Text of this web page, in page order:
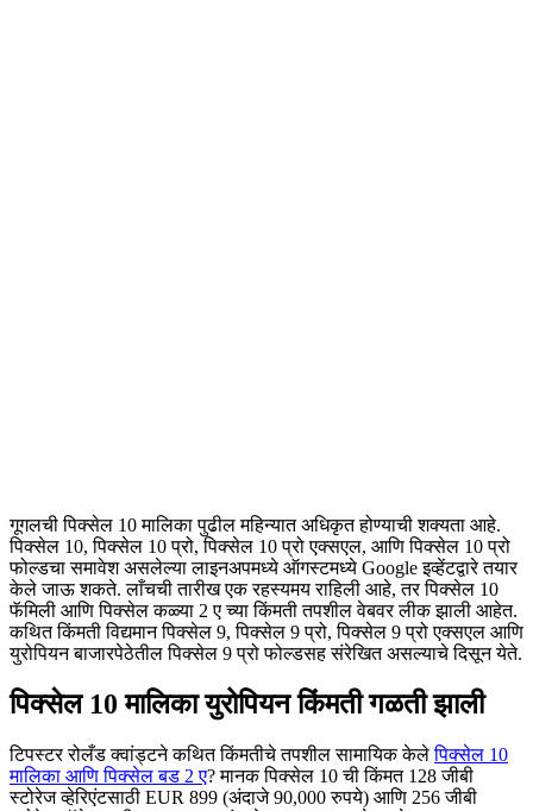
गूगलची पिक्सेल 10 मालिका पुढील महिन्यात अधिकृत होण्याची शक्यता आहे.
पिक्सेल 10, पिक्सेल 10 प्रो, पिक्सेल 10 प्रो एक्सएल, आणि पिक्सेल 10 प्रो
फोल्डचा समावेश असलेल्या लाइनअपमध्ये ऑगस्टमध्ये Google इव्हेंटद्वारे तयार
केले जाऊ शकते. लाँचची तारीख एक रहस्यमय राहिली आहे, तर पिक्सेल 10
फॅमिली आणि पिक्सेल कळ्या 2 ए च्या किंमती तपशील वेबवर लीक झाली आहेत.
कथित किंमती विद्यमान पिक्सेल 9, पिक्सेल 9 प्रो, पिक्सेल 9 प्रो एक्सएल आणि
युरोपियन बाजारपेठेतील पिक्सेल 9 प्रो फोल्डसह संरेखित असल्याचे दिसून येते.
पिक्सेल 10 मालिका युरोपियन किंमती गळती झाली
टिपस्टर रोलँड क्वांड्टने कथित किंमतीचे तपशील सामायिक केलेपिक्सेल 10
मालिका आणि पिक्सेल बड 2 ए? मानक पिक्सेल 10 ची किंमत 128 जीबी
स्टोरेज व्हेरिएंटसाठी EUR 899 (अंदाजे 90,000 रुपये) आणि 256 जीबी